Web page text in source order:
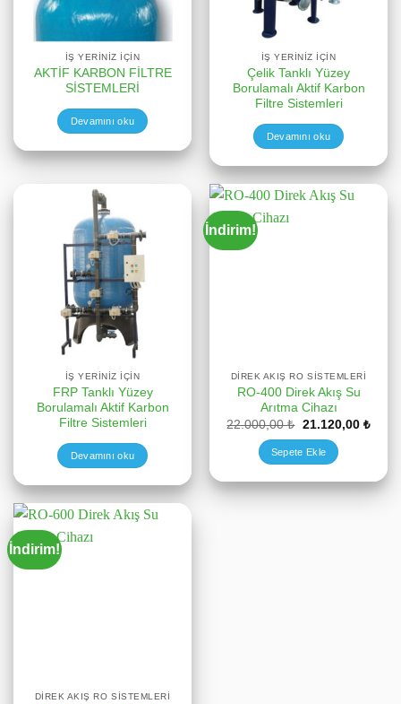
İŞ YERINIZ İÇIN
AKTİF KARBON FİLTRE
SİSTEMLERİ
Devamını oku
İŞ YERINIZ İÇIN
Çelik Tanklı Yüzey
Borulamalı Aktif Karbon
Filtre Sistemleri
Devamını oku
İŞ YERINIZ İÇIN
FRP Tanklı Yüzey
Borulamalı Aktif Karbon
Filtre Sistemleri
Devamını oku
İndirim!
DIREK AKIŞ RO SISTEMLERI
RO-400 Direk Akış Su
Arıtma Cihazı
22.000,00₺ Orijinal
22.000,00 ₺.
21.120,00 ₺Şu
Sepete Ekle
İndirim!
DIREK AKIŞ RO SISTEMLERI